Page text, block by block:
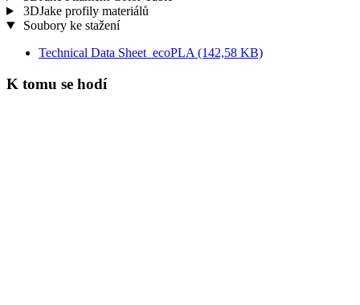
3DJake profily materiálů
Soubory ke stažení
Technical Data Sheet_ecoPLA (142,58 KB)
K tomu se hodí